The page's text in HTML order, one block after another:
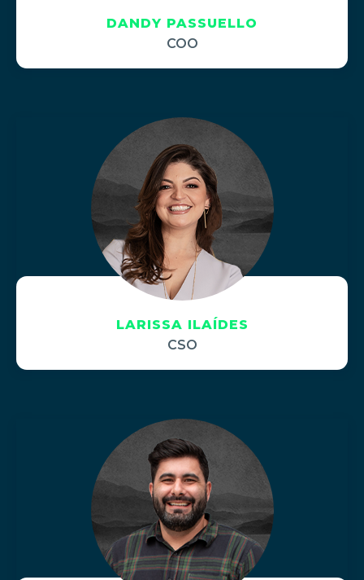
DANDY PASSUELLO
COO
LARISSA ILAÍDES
CSO